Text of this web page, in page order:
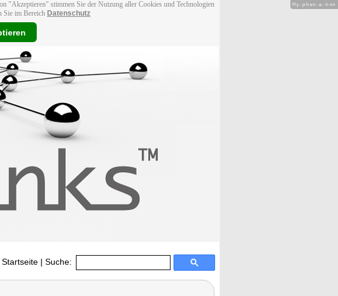
"Akzeptieren" stimmen Sie der Nutzung aller Cookies und Technologien
Sie im Bereich Datenschutz
Startseite | Suche:
Hy-phen-a-tion